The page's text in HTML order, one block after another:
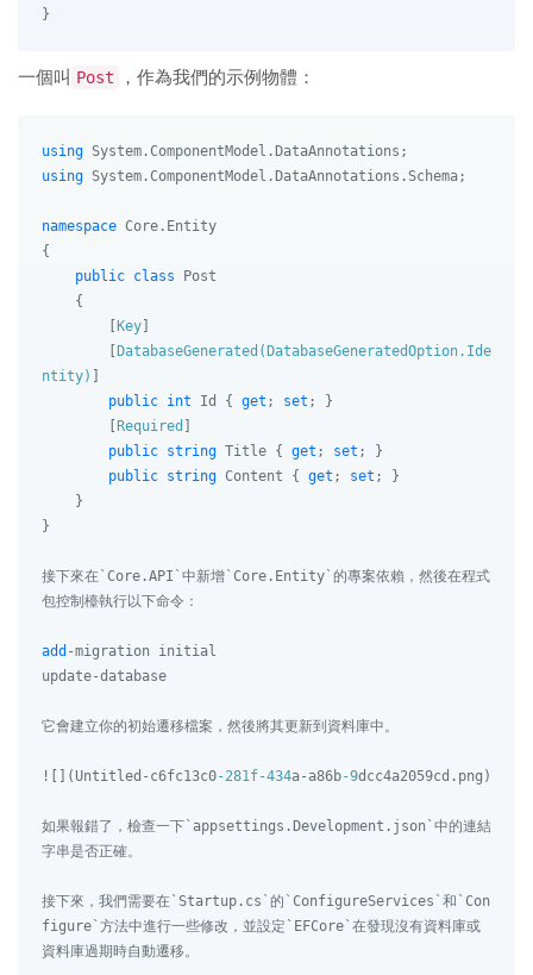
一個叫 Post ，作為我們的示例物體：
using
using System.ComponentModel.DataAnnotations.Schema;
namespace Core.Entity
{
public class
Post
        [
Key]
        [
DatabaseGenerated(DatabaseGeneratedOption.Ide
ntity) ]
public int Id { get ; set ; }
        [
Required ]
public string Title { get ; set ; }
public string Content { get ; set ; }
}
接下來在`Core.API`中新增`Core.Entity`的專案依賴，然後在程式
包控制檯執行以下命令：
add -migration initial
update-database
它會建立你的初始遷移檔案，然後將其更新到資料庫中。
![](Untitled-c6fc13c0-281f-434a-a86b-9dcc4a2059cd.png)
如果報錯了，檢查一下`appsettings.Development.json`中的連結
字串是否正確。
接下來，我們需要在`Startup.cs`的`ConfigureServices`和`Con
figure`方法中進行一些修改，並設定`EFCore`在發現沒有資料庫或
資料庫過期時自動遷移。